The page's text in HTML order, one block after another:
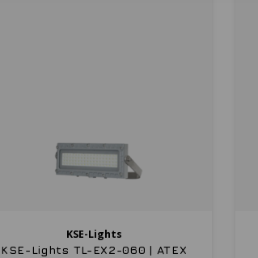
KSE-Lights
KSE-Lights TL-EX2-060 | ATEX